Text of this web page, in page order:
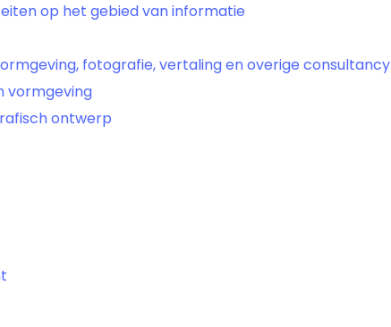
op het gebied van informatie
fotografie, vertaling en overige consultancy
vormgeving
ontwerp